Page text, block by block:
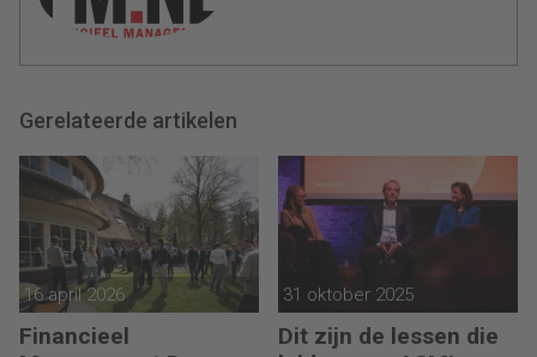
Gerelateerde artikelen
16 april 2026
Financieel
31 oktober 2025
Dit zijn de lessen die